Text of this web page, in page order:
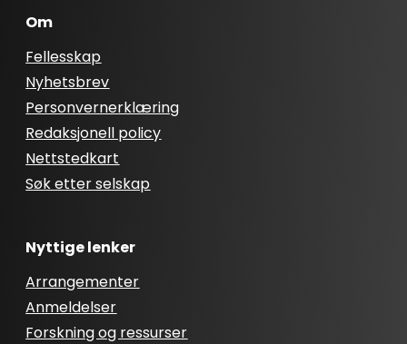
Om
Fellesskap
Nyhetsbrev
Personvernerklæring
Redaksjonell policy
Nettstedkart
Søk etter selskap
Nyttige lenker
Arrangementer
Anmeldelser
Forskning og ressurser